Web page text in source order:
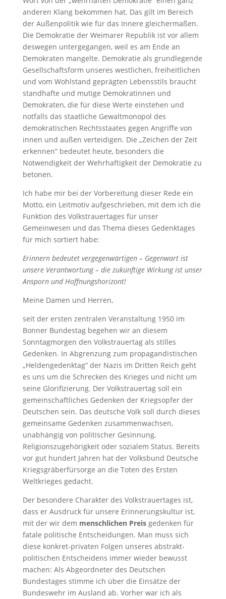
anderen Klang bekommen hat. Das gilt im Bereich
der Außenpolitik wie für das Innere gleichermaßen.
Die Demokratie der Weimarer Republik ist vor allem
deswegen untergegangen, weil es am Ende an
Demokraten mangelte. Demokratie als grundlegende
Gesellschaftsform unseres westlichen, freiheitlichen
und vom Wohlstand geprägten Lebensstils braucht
standhafte und mutige Demokratinnen und
Demokraten, die für diese Werte einstehen und
notfalls das staatliche Gewaltmonopol des
demokratischen Rechtsstaates gegen Angriffe von
innen und außen verteidigen. Die „Zeichen der Zeit
erkennen“ bedeutet heute, besonders die
Notwendigkeit der Wehrhaftigkeit der Demokratie zu
betonen.
Ich habe mir bei der Vorbereitung dieser Rede ein
Motto, ein Leitmotiv aufgeschrieben, mit dem ich die
Funktion des Volkstrauertages für unser
Gemeinwesen und das Thema dieses Gedenktages
für mich sortiert habe:
Erinnern bedeutet vergegenwärtigen – Gegenwart ist
unsere Verantwortung – die zukünftige Wirkung ist unser
Ansporn und Hoffnungshorizont!
Meine Damen und Herren,
seit der ersten zentralen Veranstaltung 1950 im
Bonner Bundestag begehen wir an diesem
Sonntagmorgen den Volkstrauertag als stilles
Gedenken. In Abgrenzung zum propagandistischen
„Heldengedenktag“ der Nazis im Dritten Reich geht
es uns um die Schrecken des Krieges und nicht um
seine Glorifizierung. Der Volkstrauertag soll ein
gemeinschaftliches Gedenken der Kriegsopfer der
Deutschen sein. Das deutsche Volk soll durch dieses
gemeinsame Gedenken zusammenwachsen,
unabhängig von politischer Gesinnung,
Religionszugehörigkeit oder sozialem Status. Bereits
vor gut hundert Jahren hat der Volksbund Deutsche
Kriegsgräberfürsorge an die Toten des Ersten
Weltkrieges gedacht.
Der besondere Charakter des Volkstrauertages ist,
dass er Ausdruck für unsere Erinnerungskultur ist,
mit der wir dem menschlichen Preisgedenken für
fatale politische Entscheidungen. Man muss sich
diese konkret-privaten Folgen unseres abstrakt-
politischen Entscheidens immer wieder bewusst
machen: Als Abgeordneter des Deutschen
Bundestages stimme ich über die Einsätze der
Bundeswehr im Ausland ab. Vorher war ich als